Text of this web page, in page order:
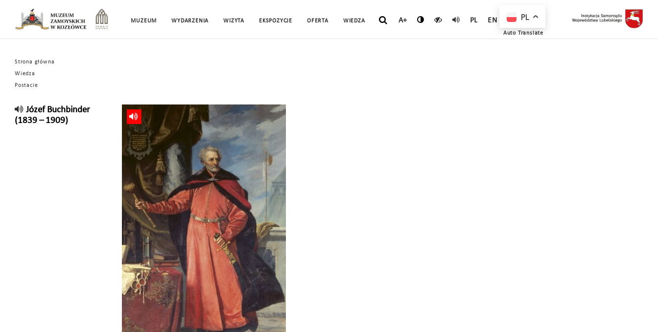
MUZEUM WYDARZENIA WIZYTA EKSPOZYCJE OFERTA WIEDZA A+ PL EN
Strona główna
Wiedza
Postacie
Józef Buchbinder
(1839 – 1909)
PL
Auto Translate